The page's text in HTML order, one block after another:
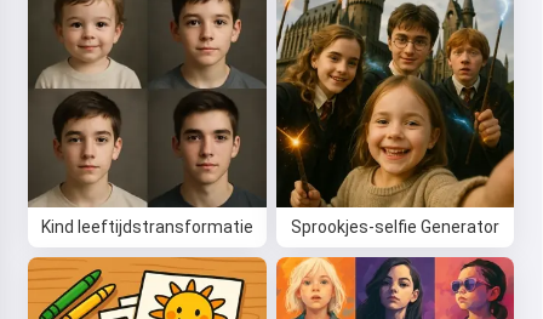
Kind leeftijdstransformatie Sprookjes-selfie Generator